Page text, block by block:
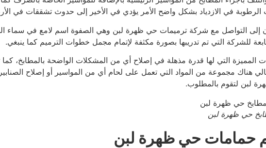
الرطوبة في الازدياد بشكل واضح الأمر يؤدي في الأخير إلى حدوث تشققات في
إلى التواصل مع شركة ترميمات حي ظهرة لبن وهي الصفوة اسم لامع في سماء
للشركة التي تم تدريبها بصورة مكثفة لإتمام مجمل خطوات الترميم كما ينبغي.
المميزة التي لها قدرة مذهلة في إصلاح أي من المشكلات الواضحة
هناك مجموعة من المواد التي تعمل على لحام أي من المواسير أو إصلاح
لبن لتقوم بالمطلوب.
حي ظهرة لبن
حمامات حي ظهرة لبن